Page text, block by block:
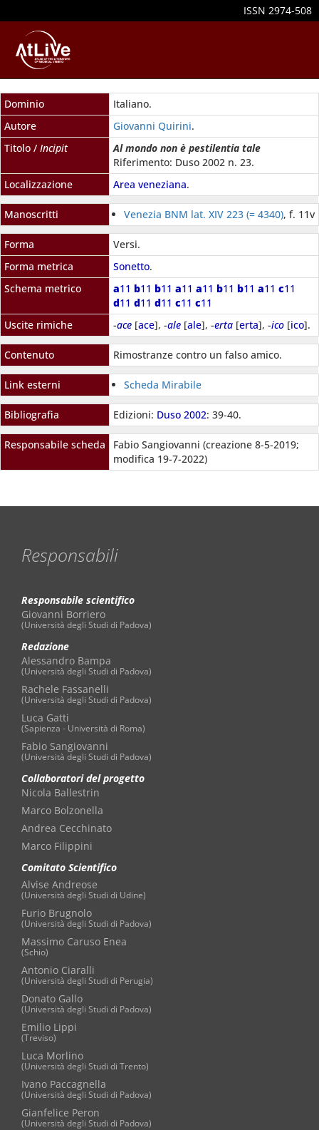
ISSN 2974-508
Dominio
Italiano.
Autore
Giovanni Quirini.
Titolo / Incipit
Al mondo non è pestilentia tale
Riferimento: Duso 2002 n. 23.
Localizzazione
Area veneziana.
Manoscritti Venezia BNM lat. XIV 223 (= 4340), f. 11v
Forma
Versi.
Forma metrica
Sonetto.
Schema metrico
a11 b11 b11a11a11 b11 b11a11c11
d11d11d11c11c11
Uscite rimiche
-ace [ace], -ale [ale], -erta [erta], -ico [ico].
Contenuto Rimostranze contro un falso amico.
Link esterni Scheda Mirabile
Bibliografia Edizioni: Duso 2002: 39-40.
Responsabile scheda
Fabio Sangiovanni (creazione 8-5-2019;
modifica 19-7-2022)
Responsabili
Responsabile scientifico
Giovanni Borriero
(Università degli Studi di Padova)
Redazione
Alessandro Bampa
(Università degli Studi di Padova)
Rachele Fassanelli
(Università degli Studi di Padova)
Luca Gatti
(Sapienza - Università di Roma)
Fabio Sangiovanni
(Università degli Studi di Padova)
Collaboratori del progetto
Nicola Ballestrin
Marco Bolzonella
Andrea Cecchinato
Marco Filippini
Comitato Scientifico
Alvise Andreose
(Università degli Studi di Udine)
Furio Brugnolo
(Università degli Studi di Padova)
Massimo Caruso Enea
(Schio)
Antonio Ciaralli
(Università degli Studi di Perugia)
Donato Gallo
(Università degli Studi di Padova)
Emilio Lippi
(Treviso)
Luca Morlino
(Università degli Studi di Trento)
Ivano Paccagnella
(Università degli Studi di Padova)
Gianfelice Peron
(Università degli Studi di Padova)